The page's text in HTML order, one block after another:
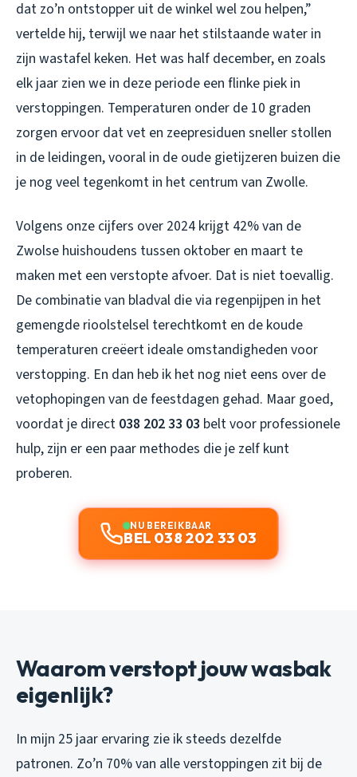
dat zo’n ontstopper uit de winkel wel zou helpen,”
vertelde hij, terwijl we naar het stilstaande water in
zijn wastafel keken. Het was half december, en zoals
elk jaar zien we in deze periode een flinke piek in
verstoppingen. Temperaturen onder de 10 graden
zorgen ervoor dat vet en zeepresiduen sneller stollen
in de leidingen, vooral in de oude gietijzeren buizen die
je nog veel tegenkomt in het centrum van Zwolle.
Volgens onze cijfers over 2024 krijgt 42% van de
Zwolse huishoudens tussen oktober en maart te
maken met een verstopte afvoer. Dat is niet toevallig.
De combinatie van bladval die via regenpijpen in het
gemengde rioolstelsel terechtkomt en de koude
temperaturen creëert ideale omstandigheden voor
verstopping. En dan heb ik het nog niet eens over de
vetophopingen van de feestdagen gehad. Maar goed,
voordat je direct 038 202 33 03 belt voor professionele
hulp, zijn er een paar methodes die je zelf kunt
proberen.
NU BEREIKBAAR
BEL 038 202 33 03
Waarom verstopt jouw wasbak
eigenlijk?
In mijn 25 jaar ervaring zie ik steeds dezelfde
patronen. Zo’n 70% van alle verstoppingen zit bij de